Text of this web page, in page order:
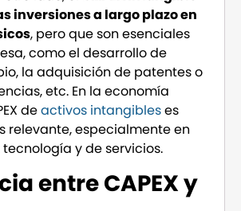
inversiones a largo plazo en
, pero que son esenciales
como el desarrollo de
la adquisición de patentes o
etc. En la economía
deactivos intangibleses
relevante, especialmente en
y de servicios.
entre CAPEX y